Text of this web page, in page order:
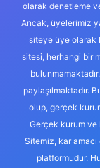
olarak denetleme
Ancak, üyelerimiz
siteye üye olarak
sitesi, herhangi bir
paylaşılmaktadır.
olup, gerçek
Gerçek kurum ve
Sitemiz, kar
platformudur.